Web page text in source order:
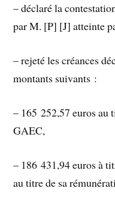
– déclaré la
par M. [P] [J] atteinte
– rejeté les créances
montants suivants :
– 165 252,57 euros au
GAEC,
– 186 431,94 euros à
au titre de sa